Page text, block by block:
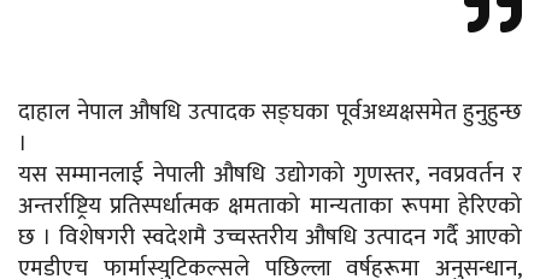
दाहाल नेपाल औषधि उत्पादक सङ्घका पूर्वअध्यक्षसमेत हुनुहुन्छ
।
यस सम्मानलाई नेपाली औषधि उद्योगको गुणस्तर, नवप्रवर्तन र
अन्तर्राष्ट्रिय प्रतिस्पर्धात्मक क्षमताको मान्यताका रूपमा हेरिएको
छ । विशेषगरी स्वदेशमै उच्चस्तरीय औषधि उत्पादन गर्दै आएको
एमडीएच फार्मास्युटिकल्सले पछिल्ला वर्षहरूमा अनुसन्धान,